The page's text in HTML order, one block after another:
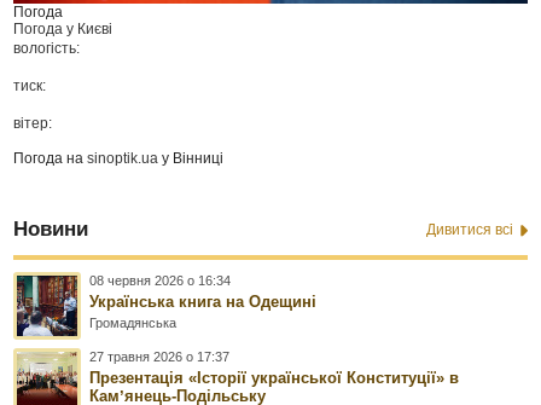
Погода
Погода у Києві
вологість:
тиск:
вітер:
Погода наsinoptik.ua у Вінниці
Новини Дивитися всі
08 червня 2026 о 16:34
Українська книга на Одещині
Громадянська
27 травня 2026 о 17:37
Презентація «Історії української Конституції» в
Камʼянець-Подільську